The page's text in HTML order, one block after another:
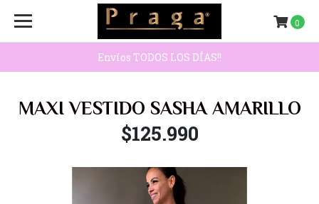
Envíos TODOS LOS DÍAS!!
0
MAXI VESTIDO SASHA AMARILLO
$125.990